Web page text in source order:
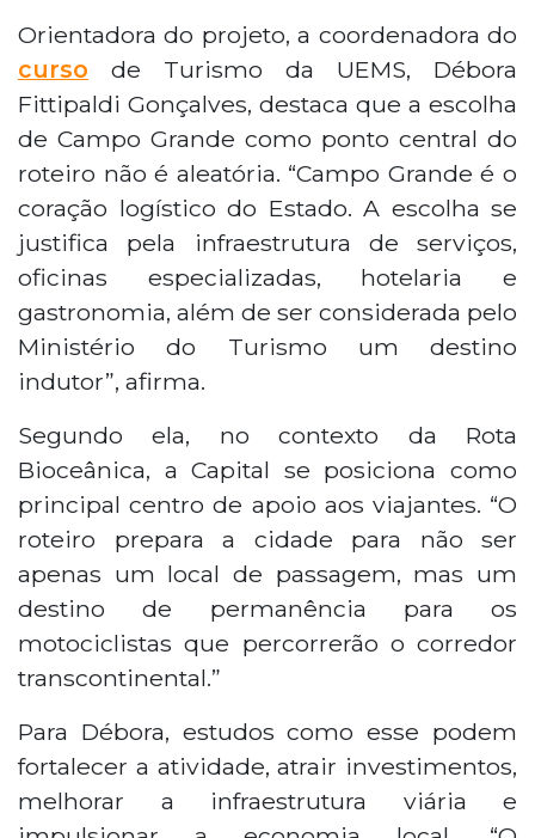
Orientadora do projeto, a coordenadora do
curso de Turismo da UEMS, Débora
Fittipaldi Gonçalves, destaca que a escolha
de Campo Grande como ponto central do
roteiro não é aleatória. “Campo Grande é o
coração logístico do Estado. A escolha se
justifica pela infraestrutura de serviços,
oficinas especializadas, hotelaria e
gastronomia, além de ser considerada pelo
Ministério do Turismo um destino
indutor”, afirma.
Segundo ela, no contexto da Rota
Bioceânica, a Capital se posiciona como
principal centro de apoio aos viajantes. “O
roteiro prepara a cidade para não ser
apenas um local de passagem, mas um
destino de permanência para os
motociclistas que percorrerão o corredor
transcontinental.”
Para Débora, estudos como esse podem
fortalecer a atividade, atrair investimentos,
melhorar a infraestrutura viária e